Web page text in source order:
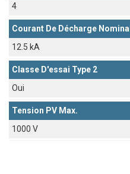
4
Courant De Décharge
12.5 kA
Classe D'essai Type 2
Oui
Tension PV Max.
1000 V